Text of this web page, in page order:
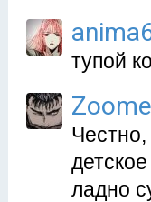
тупой
ладно